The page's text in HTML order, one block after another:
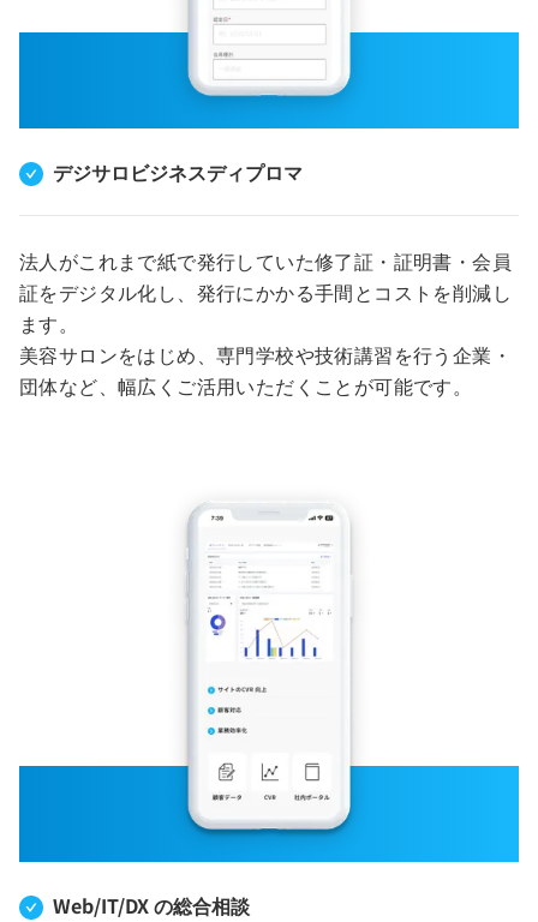
デジサロビジネスディプロマ
法人がこれまで紙で発行していた修了証・証明書・会員
証をデジタル化し、発行にかかる手間とコストを削減し
ます。
美容サロンをはじめ、専門学校や技術講習を行う企業・
団体など、幅広くご活用いただくことが可能です。
Web/IT/DX の総合相談